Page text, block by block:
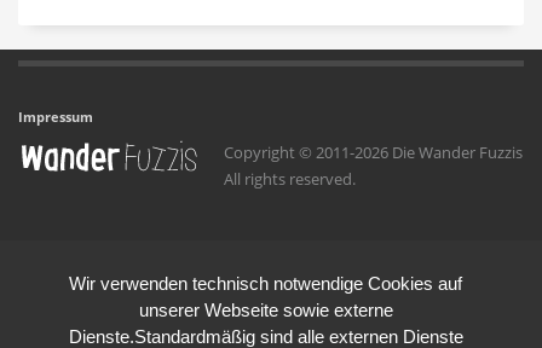
Impressum
Copyright © 2011-2026 Die Wander Fuzzis
All rights reserved.
Wir verwenden technisch notwendige Cookies auf
unserer Webseite sowie externe
Dienste.Standardmäßig sind alle externen Dienste